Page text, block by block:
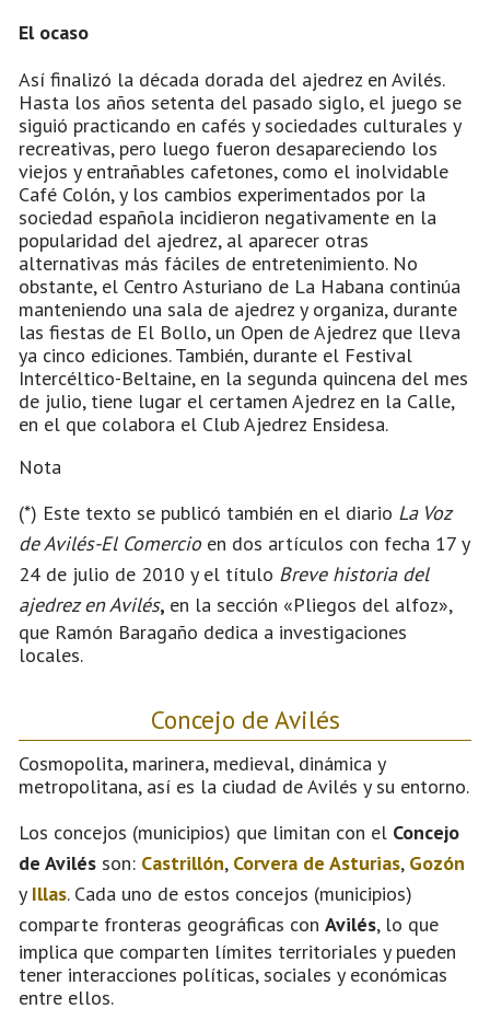
El ocaso
Así finalizó la década dorada del ajedrez en Avilés.
Hasta los años setenta del pasado siglo, el juego se
siguió practicando en cafés y sociedades culturales y
recreativas, pero luego fueron desapareciendo los
viejos y entrañables cafetones, como el inolvidable
Café Colón, y los cambios experimentados por la
sociedad española incidieron negativamente en la
popularidad del ajedrez, al aparecer otras
alternativas más fáciles de entretenimiento. No
obstante, el Centro Asturiano de La Habana continúa
manteniendo una sala de ajedrez y organiza, durante
las fiestas de El Bollo, un Open de Ajedrez que lleva
ya cinco ediciones. También, durante el Festival
Intercéltico-Beltaine, en la segunda quincena del mes
de julio, tiene lugar el certamen Ajedrez en la Calle,
en el que colabora el Club Ajedrez Ensidesa.
Nota
(*) Este texto se publicó también en el diario La Voz
de Avilés-El Comercioen dos artículos con fecha 17 y
24 de julio de 2010 y el título Breve historia del
ajedrez en Avilés, en la sección «Pliegos del alfoz»,
que Ramón Baragaño dedica a investigaciones
locales.
Concejo de Avilés
Cosmopolita, marinera, medieval, dinámica y
metropolitana, así es la ciudad de Avilés y su entorno.
Los concejos (municipios) que limitan con el Concejo
de Avilés son: Castrillón, Corvera de Asturias, Gozón
y Illas. Cada uno de estos concejos (municipios)
comparte fronteras geográficas con Avilés, lo que
implica que comparten límites territoriales y pueden
tener interacciones políticas, sociales y económicas
entre ellos.